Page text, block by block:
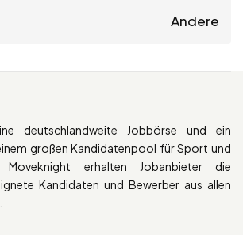
Andere
deutschlandweite Jobbörse und ein
großen Kandidatenpool für Sport und
Moveknight erhalten Jobanbieter die
Kandidaten und Bewerber aus allen